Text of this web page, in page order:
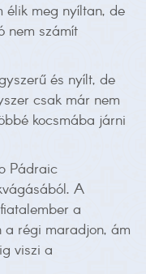
élik meg nyíltan, de
nem számít
és nyílt, de
csak már nem
kocsmába járni
Pádraic
A
a
a régi maradjon, ám
viszi a